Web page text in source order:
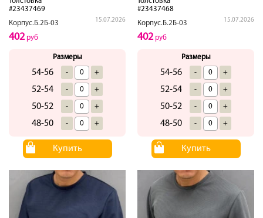
#23437469
Корпус.Б.2Б-03
15.07.2026
402руб
Размеры
54-56 - +
52-54 - +
50-52 - +
48-50 - +
Купить
#23437468
Корпус.Б.2Б-03
15.07.2026
402руб
Размеры
54-56 - +
52-54 - +
50-52 - +
48-50 - +
Купить